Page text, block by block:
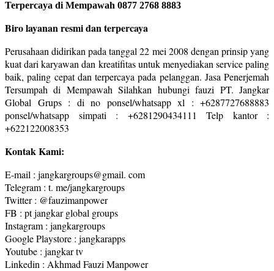
Terpercaya di Mempawah 0877 2768 8883
Biro layanan resmi dan terpercaya
Perusahaan didirikan pada tanggal 22 mei 2008 dengan prinsip yang
kuat dari karyawan dan kreatifitas untuk menyediakan service paling
baik, paling cepat dan terpercaya pada pelanggan. Jasa Penerjemah
Tersumpah di Mempawah Silahkan hubungi fauzi PT. Jangkar
Global Grups : di no ponsel/whatsapp xl : +6287727688883
ponsel/whatsapp simpati : +6281290434111 Telp kantor :
+622122008353
Kontak Kami:
E-mail : jangkargroups@gmail. com
Telegram : t. me/jangkargroups
Twitter : @fauzimanpower
FB : pt jangkar global groups
Instagram : jangkargroups
Google Playstore : jangkarapps
Youtube : jangkar tv
Linkedin : Akhmad Fauzi Manpower